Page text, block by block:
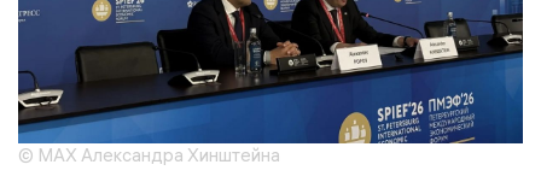
© МАХ Александра Хинштейна